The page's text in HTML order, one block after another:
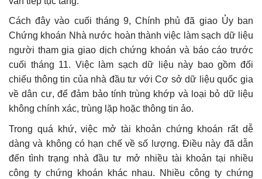
Cách đây vào cuối tháng 9, Chính phủ đã giao Ủy ban
Chứng khoán Nhà nước hoàn thành việc làm sạch dữ liệu
người tham gia giao dịch chứng khoán và báo cáo trước
cuối tháng 11. Việc làm sạch dữ liệu này bao gồm đối
chiếu thông tin của nhà đầu tư với Cơ sở dữ liệu quốc gia
về dân cư, để đảm bảo tính trùng khớp và loại bỏ dữ liệu
không chính xác, trùng lặp hoặc thông tin ảo.
Trong quá khứ, việc mở tài khoản chứng khoán rất dễ
dàng và không có hạn chế về số lượng. Điều này đã dẫn
đến tình trạng nhà đầu tư mở nhiều tài khoản tại nhiều
công ty chứng khoán khác nhau. Nhiều công ty chứng